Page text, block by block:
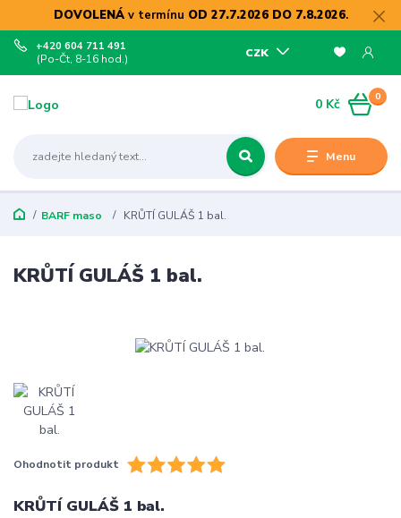
DOVOLENÁv termínu OD 27.7.2026 DO 7.8.2026.
Menu
CZK
+420 604 711 491
(Po-Čt, 8-16 hod.)
0
0 Kč
BARF maso KRŮTÍ GULÁŠ 1 bal.
KRŮTÍ GULÁŠ 1 bal.
Ohodnotit produkt
KRŮTÍ GULÁŠ 1 bal.